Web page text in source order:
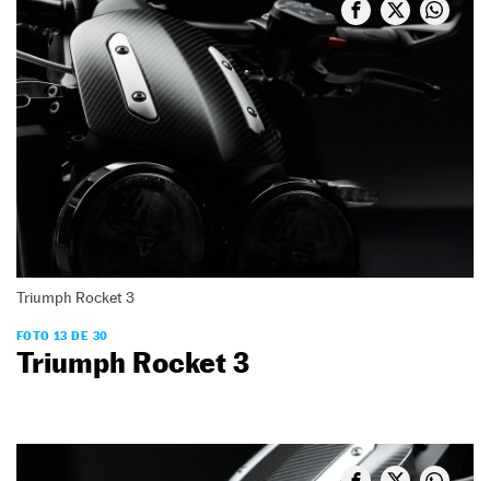
Triumph Rocket 3
FOTO 13 DE 30
Triumph Rocket 3